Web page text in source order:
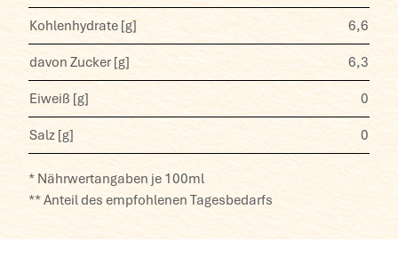
Kohlenhydrate [g] 6,6
davon Zucker [g] 6,3
Eiweiß [g] 0
Salz [g] 0
* Nährwertangaben je 100ml
** Anteil des empfohlenen Tagesbedarfs